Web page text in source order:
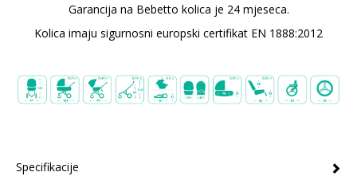
Garancija na Bebetto kolica je 24 mjeseca.
Kolica imaju sigurnosni europski certifikat EN 1888:2012
Specifikacije